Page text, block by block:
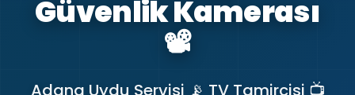
Güvenlik Kamerası
📽️
Adana Uydu Servisi 📡 TV Tamircisi 📺